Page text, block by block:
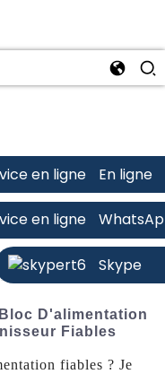
En ligne
Skype
bloc d'alimentation
D'alimentation
Fiables
fiables ? Je